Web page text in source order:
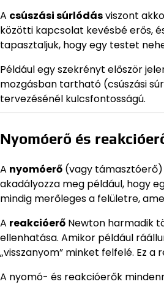
A csúszási súrlódásviszont
közötti kapcsolat kevésbé erős,
tapasztaljuk, hogy egy testet
Például egy szekrényt először
mozgásban tartható (csúszási
tervezésénél kulcsfontosságú.
Nyomóerő és
A nyomóerő (vagy támasztóerő)
akadályozza meg például, hogy
mindig merőleges a felületre,
A reakcióerő Newton harmadik
ellenhatása. Amikor például
„visszanyom” minket felfelé. Ez
A nyomó- és reakcióerők